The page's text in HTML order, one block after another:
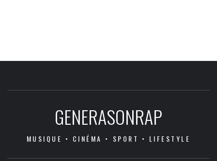
GENERASONRAP
MUSIQUE • CINÉMA • SPORT • LIFESTYLE